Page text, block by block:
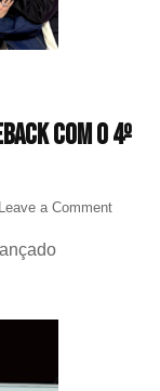
com o 4º
Leave a Commenton